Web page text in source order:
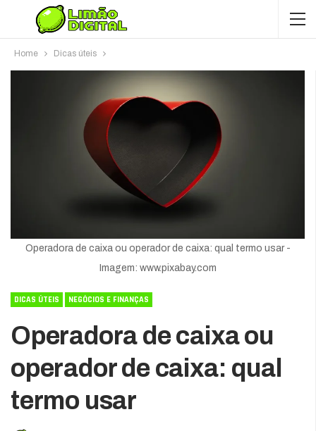
Home Dicas úteis
Operadora de caixa ou operador de caixa: qual termo usar -
Imagem: www.pixabay.com
DICAS ÚTEIS NEGÓCIOS E FINANÇAS
Operadora de caixa ou
operador de caixa: qual
termo usar